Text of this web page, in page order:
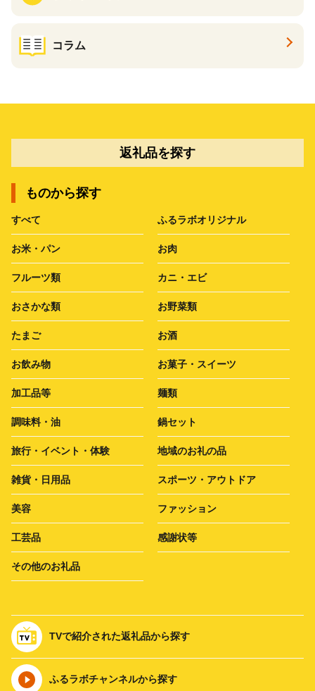
コラム
返礼品を探す
ものから探す
すべて ふるラボオリジナル
お米・パン お肉
フルーツ類 カニ・エビ
おさかな類 お野菜類
たまご お酒
お飲み物 お菓子・スイーツ
加工品等 麺類
調味料・油 鍋セット
旅行・イベント・体験 地域のお礼の品
雑貨・日用品 スポーツ・アウトドア
美容 ファッション
工芸品 感謝状等
その他のお礼品
TVで紹介された返礼品から探す
ふるラボチャンネルから探す